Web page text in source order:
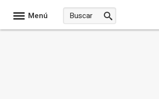
Menú